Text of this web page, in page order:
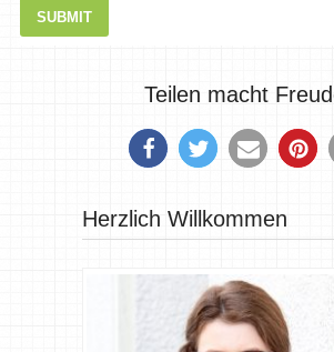
Teilen macht
Herzlich Willkommen